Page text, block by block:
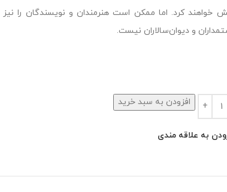
خواهند کرد. اما ممکن است هنرمندان و نویسندگان را نیز
و دیوان‌سالاران نیست.
افزودن به سبد خرید
به علاقه مندی